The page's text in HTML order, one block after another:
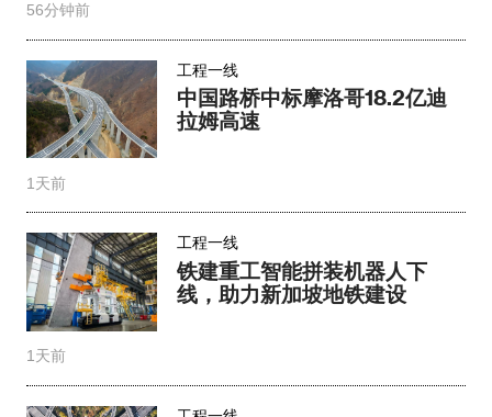
56分钟前
工程一线
中国路桥中标摩洛哥18.2亿迪
拉姆高速
1天前
工程一线
铁建重工智能拼装机器人下
线，助力新加坡地铁建设
1天前